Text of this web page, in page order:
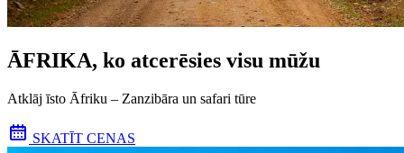
ĀFRIKA, ko atcerēsies visu mūžu
Atklāj īsto Āfriku – Zanzibāra un safari tūre
SKATĪT CENAS